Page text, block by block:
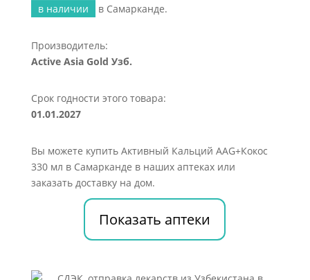
в наличии
в Самарканде.
Производитель:
Active Asia Gold Узб.
Срок годности этого товара:
01.01.2027
Вы можете купить Активный Кальций AAG+Кокос
330 мл в Самарканде в наших аптеках или
заказать доставку на дом.
Показать аптеки